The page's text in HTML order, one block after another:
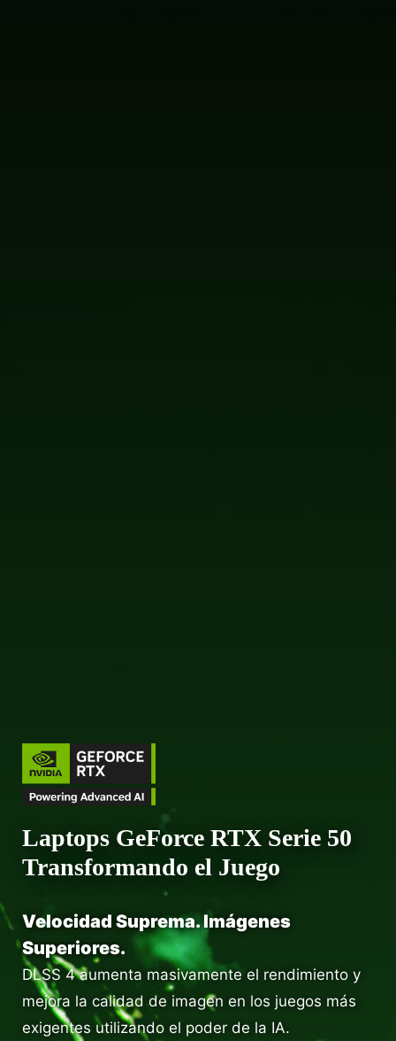
Laptops GeForce RTX Serie 50
Transformando el Juego
Velocidad Suprema. Imágenes
Superiores.
DLSS 4 aumenta masivamente el rendimiento y
mejora la calidad de imagen en los juegos más
exigentes utilizando el poder de la IA.